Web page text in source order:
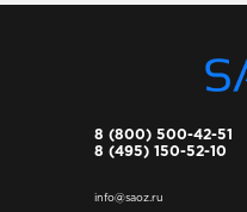
8 (800) 500-42-51
8 (495) 150-52-10
info@saoz.ru